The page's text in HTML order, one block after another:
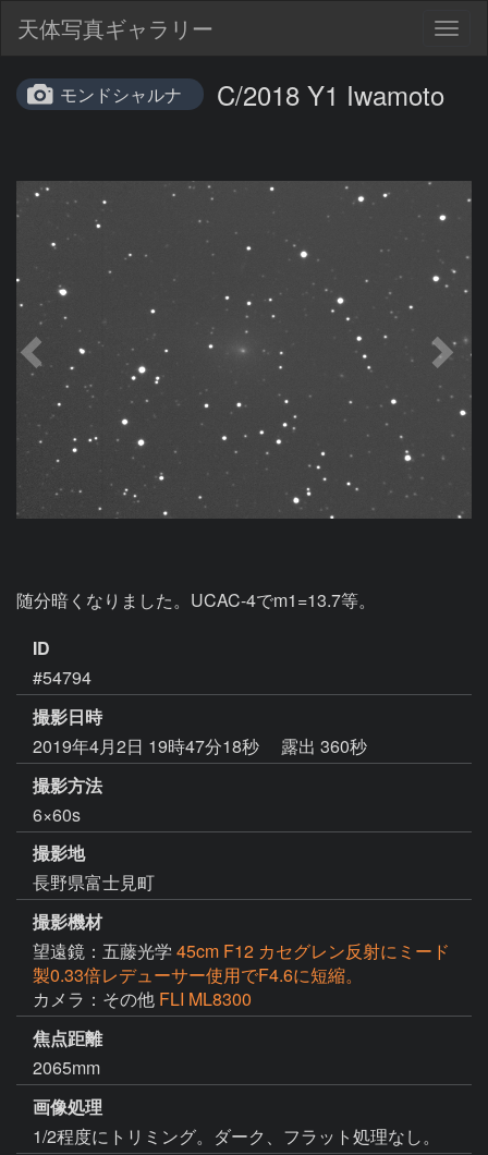
天体写真ギャラリー
モンドシャルナ C/2018 Y1 Iwamoto
随分暗くなりました。UCAC-4でm1=13.7等。
ID
#54794
撮影日時
2019年4月2日 19時47分18秒
露出 360秒
撮影方法
6×60s
撮影地
長野県富士見町
撮影機材
望遠鏡：五藤光学 45cm F12 カセグレン反射にミード
製0.33倍レデューサー使用でF4.6に短縮。
カメラ：その他 FLI ML8300
焦点距離
2065mm
画像処理
1/2程度にトリミング。ダーク、フラット処理なし。